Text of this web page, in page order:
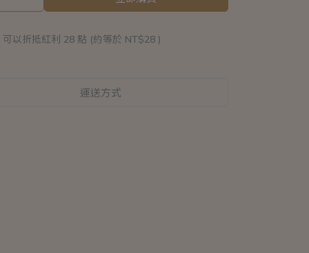
以折抵紅利 28 點 (約等於 NT$28 )
運送方式